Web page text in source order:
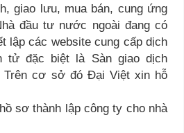
giao lưu, mua bán, cung ứng
đầu tư nước ngoài đang có
lập các website cung cấp dịch
tử đặc biệt là Sàn giao dịch
Trên cơ sở đó Đại Việt xin hỗ
sơ thành lập công ty cho nhà